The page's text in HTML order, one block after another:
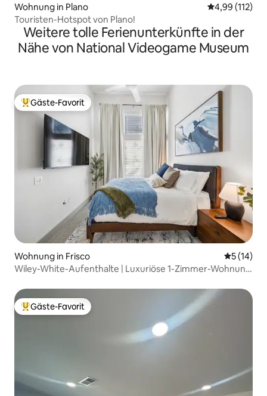
Wohnung in Plano
4,99 (112)
Touristen-Hotspot von Plano!
Weitere tolle Ferienunterkünfte in der
Nähe von National Videogame Museum
Beliebter Gäste-Favorit.
Gäste-Favorit
Wohnung in Frisco
5 (14)
Wiley-White-Aufenthalte | Luxuriöse 1-Zimmer-Wohnung
Beliebter Gäste-Favorit.
Gäste-Favorit